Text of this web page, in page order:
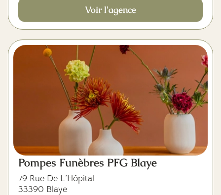
Voir l'agence
Pompes Funèbres PFG Blaye
79 Rue De L’Hôpital
33390 Blaye